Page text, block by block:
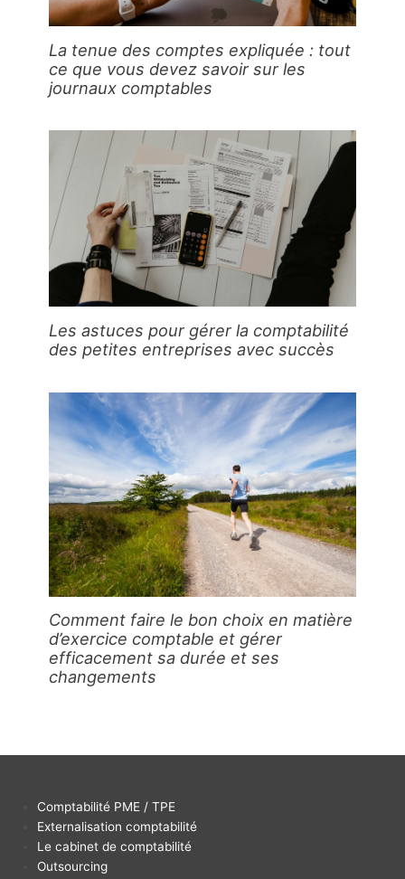
La tenue des comptes expliquée : tout
ce que vous devez savoir sur les
journaux comptables
Les astuces pour gérer la comptabilité
des petites entreprises avec succès
Comment faire le bon choix en matière
d’exercice comptable et gérer
efficacement sa durée et ses
changements
Comptabilité PME / TPE
Externalisation comptabilité
Le cabinet de comptabilité
Outsourcing